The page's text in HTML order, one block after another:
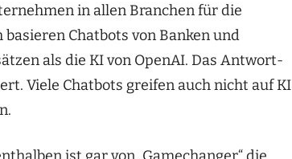
in allen Branchen für die
Chatbots von Banken und
als die KI von OpenAI. Das Antwort-
Viele Chatbots greifen auch nicht auf KI